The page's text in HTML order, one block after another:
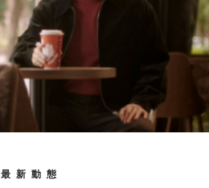
最 新 動 態